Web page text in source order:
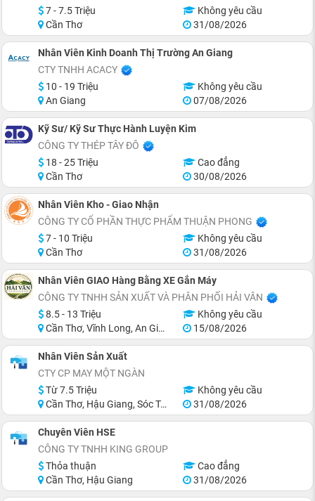
7 - 7.5 Triệu
Không yêu cầu
Cần Thơ
31/08/2026
Nhân Viên Kinh Doanh Thị Trường An Giang
CTY TNHH ACACY
10 - 19 Triệu
Không yêu cầu
An Giang
07/08/2026
Kỹ Sư/ Kỹ Sư Thực Hành Luyện Kim
CÔNG TY THÉP TÂY ĐÔ
18 - 25 Triệu
Cao đẳng
Cần Thơ
30/08/2026
Nhân Viên Kho - Giao Nhận
CÔNG TY CỔ PHẦN THỰC PHẨM THUẬN PHONG
7 - 10 Triệu
Không yêu cầu
Cần Thơ
31/08/2026
Nhân Viên GIAO Hàng Bằng XE Gắn Máy
CÔNG TY TNHH SẢN XUẤT VÀ PHÂN PHỐI HẢI VÂN
8.5 - 13 Triệu
Không yêu cầu
Cần Thơ, Vĩnh Long, An Giang, Hậu Giang
15/08/2026
Nhân Viên Sản Xuất
CTY CP MAY MỘT NGÀN
Từ 7.5 Triệu
Không yêu cầu
Cần Thơ, Hậu Giang, Sóc Trăng
31/08/2026
Chuyên Viên HSE
CÔNG TY TNHH KING GROUP
Thỏa thuận
Cao đẳng
Cần Thơ, Hậu Giang
31/08/2026